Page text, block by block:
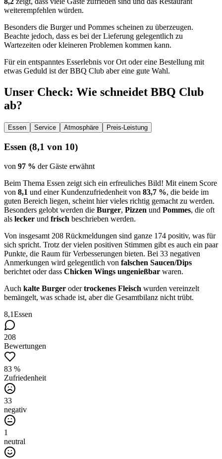
weiterempfehlen würden.
Besonders die Burger und Pommes scheinen zu überzeugen.
Beachte jedoch, dass es bei der Lieferung gelegentlich zu
Wartezeiten oder kleineren Problemen kommen kann.
Für ein entspanntes Esserlebnis vor Ort oder eine Bestellung mit
etwas Geduld ist der BBQ Club aber eine gute Wahl.
Unser Check: Wie schneidet BBQ Club
ab?
Essen Service Atmosphäre Preis-Leistung
Essen (8,1 von 10)
von 97 % der Gäste erwähnt
Beim Thema Essen zeigt sich ein erfreuliches Bild! Mit einem Score
von 8,1 und einer Kundenzufriedenheit von 83,7 %, die beide im
guten Bereich liegen, scheint hier vieles richtig gemacht zu werden.
Besonders gelobt werden die Burger, Pizzen und Pommes, die oft
als lecker und frisch beschrieben werden.
Von insgesamt 208 Rückmeldungen sind ganze 174 positiv, was für
sich spricht. Trotz der vielen positiven Stimmen gibt es auch ein paar
Punkte, die Raum für Verbesserungen bieten. Bei 33 negativen
Anmerkungen wird gelegentlich von falschen Saucen/Dips
berichtet oder dass Chicken Wings ungenießbar waren.
Auch kalte Burger odertrockenes Fleisch wurden vereinzelt
bemängelt, was schade ist, aber die Gesamtbilanz nicht trübt.
8,1Essen
208
Bewertungen
83 %
Zufriedenheit
33
negativ
1
neutral